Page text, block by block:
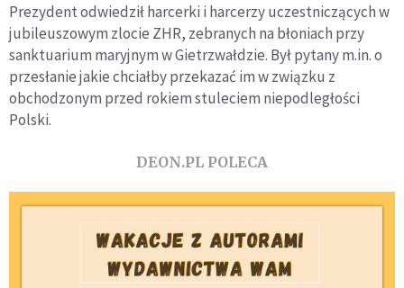
Prezydent odwiedził harcerki i harcerzy uczestniczących w
jubileuszowym zlocie ZHR, zebranych na błoniach przy
sanktuarium maryjnym w Gietrzwałdzie. Był pytany m.in. o
przesłanie jakie chciałby przekazać im w związku z
obchodzonym przed rokiem stuleciem niepodległości
Polski.
DEON.PL POLECA